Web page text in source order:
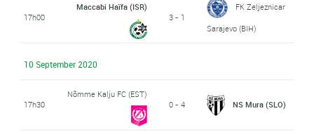
17h00
Maccabi Haïfa (ISR)
3 - 1
FK Zeljeznicar
Sarajevo (BIH)
10 September 2020
17h30
Nõmme Kalju FC (EST)
0 - 4
NS Mura (SLO)